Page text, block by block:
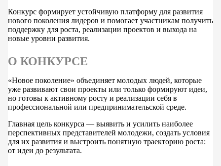
Конкурс формирует устойчивую платформу для развития
нового поколения лидеров и помогает участникам получить
поддержку для роста, реализации проектов и выхода на
новые уровни развития.
О КОНКУРСЕ
«Новое поколение» объединяет молодых людей, которые
уже развивают свои проекты или только формируют идеи,
но готовы к активному росту и реализации себя в
профессиональной или предпринимательской среде.
Главная цель конкурса — выявить и усилить наиболее
перспективных представителей молодежи, создать условия
для их развития и выстроить понятную траекторию роста:
от идеи до результата.